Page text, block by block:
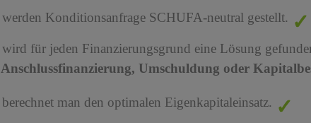
werden Konditionsanfrage SCHUFA-neutral gestellt.
wird für jeden Finanzierungsgrund eine Lösung
Anschlussfinanzierung, Umschuldung oder
berechnet man den optimalen Eigenkapitaleinsatz.